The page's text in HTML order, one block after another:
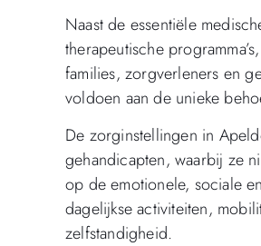
Naast de essentiële
therapeutische
families, zorgverleners en
voldoen aan de unieke
De zorginstellingen in
gehandicapten, waarbij ze
op de emotionele, sociale
dagelijkse activiteiten,
zelfstandigheid.